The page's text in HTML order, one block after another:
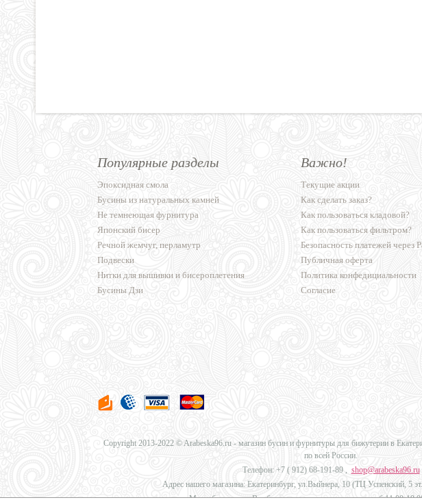
Популярные разделы
Эпоксидная смола
Бусины из натуральных камней
Не темнеющая фурнитура
Японский бисер
Речной жемчуг, перламутр
Подвески
Нитки для вышивки и бисероплетения
Бусины Дзи
Важно!
Текущие акции
Как сделать заказ?
Как пользоваться кладовой?
Как пользоваться фильтром?
Безопасность платежей через
Публичная оферта
Политика конфедициальности
Согласие
Copyright 2013-2022 © Arabeska96.ru - магазин бусин и фурнитуры для бижутерии в
по всей России.
Телефон: +7 ( 912) 68-191-89, shop@arabeska96.ru
Адрес нашего магазина: Екатеринбург, ул.Выйнера, 10 (ТЦ Успенский, 5